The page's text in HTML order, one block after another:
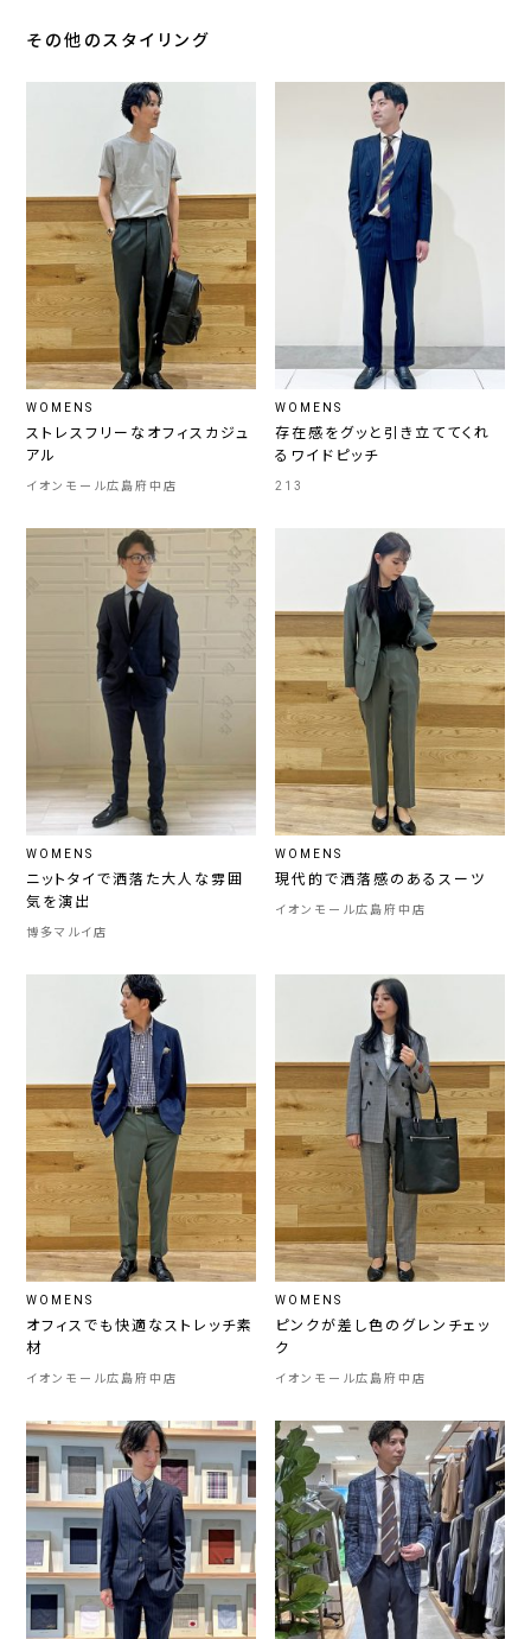
その他のスタイリング
WOMENS
ストレスフリーなオフィスカジュ
アル
イオンモール広島府中店
WOMENS
存在感をグッと引き立ててくれ
るワイドピッチ
213
WOMENS
ニットタイで洒落た大人な雰囲
気を演出
博多マルイ店
WOMENS
現代的で洒落感のあるスーツ
イオンモール広島府中店
WOMENS
オフィスでも快適なストレッチ素
材
イオンモール広島府中店
WOMENS
ピンクが差し色のグレンチェッ
ク
イオンモール広島府中店